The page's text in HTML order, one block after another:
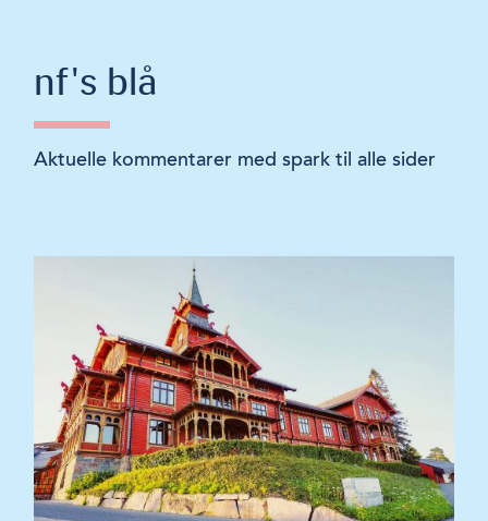
nf's blå
Aktuelle kommentarer med spark til alle sider